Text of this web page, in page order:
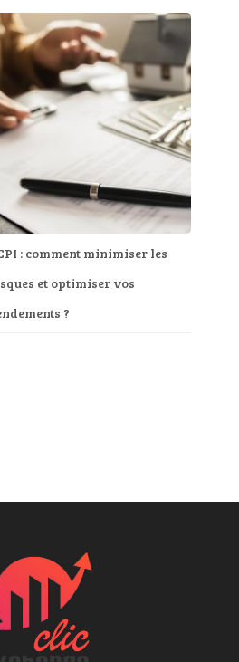
: comment minimiser les
et optimiser vos
?